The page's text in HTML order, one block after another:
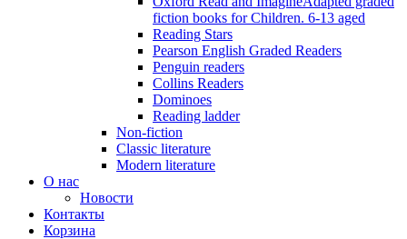
fiction books for Children. 6-13 aged
Reading Stars
Pearson English Graded Readers
Penguin readers
Collins Readers
Dominoes
Reading ladder
Non-fiction
Classic literature
Modern literature
О нас
Новости
Контакты
Корзина